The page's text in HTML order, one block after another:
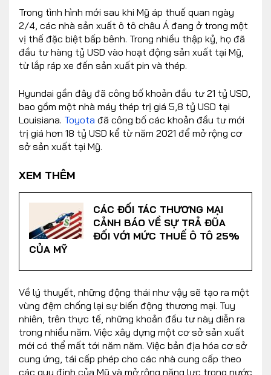
Trong tình hình mới sau khi Mỹ áp thuế quan ngày
2/4, các nhà sản xuất ô tô châu Á đang ở trong một
vị thế đặc biệt bấp bênh. Trong nhiều thập kỷ, họ đã
đầu tư hàng tỷ USD vào hoạt động sản xuất tại Mỹ,
từ lắp ráp xe đến sản xuất pin và thép.
Hyundai gần đây đã công bố khoản đầu tư 21 tỷ USD,
bao gồm một nhà máy thép trị giá 5,8 tỷ USD tại
Louisiana. Toyota đã công bố các khoản đầu tư mới
trị giá hơn 18 tỷ USD kể từ năm 2021 để mở rộng cơ
sở sản xuất tại Mỹ.
XEM THÊM
CÁC ĐỐI TÁC THƯƠNG MẠI
CẢNH BÁO VỀ SỰ TRẢ ĐŨA
ĐỐI VỚI MỨC THUẾ Ô TÔ 25%
CỦA MỸ
Về lý thuyết, những động thái như vậy sẽ tạo ra một
vùng đệm chống lại sự biến động thương mại. Tuy
nhiên, trên thực tế, những khoản đầu tư này diễn ra
trong nhiều năm. Việc xây dựng một cơ sở sản xuất
mới có thể mất tới năm năm. Việc bản địa hóa cơ sở
cung ứng, tái cấp phép cho các nhà cung cấp theo
các quy định của Mỹ và mở rộng năng lực trong nước